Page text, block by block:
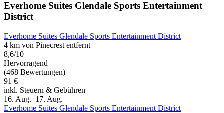
Everhome Suites Glendale Sports Entertainment
District
Everhome Suites Glendale Sports Entertainment District
4 km von Pinecrest entfernt
8,6/10
Hervorragend
(468 Bewertungen)
91 €
inkl. Steuern & Gebühren
16. Aug.–17. Aug.
Everhome Suites Glendale Sports Entertainment District